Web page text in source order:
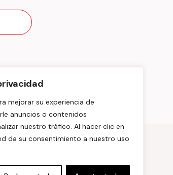
mejorar su experiencia de
anuncios o contenidos
nuestro tráfico. Al hacer clic en
da su consentimiento a nuestro uso